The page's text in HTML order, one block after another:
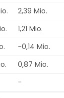
2,39 Mio.
1,21 Mio.
-0,14 Mio.
0,87 Mio.
-